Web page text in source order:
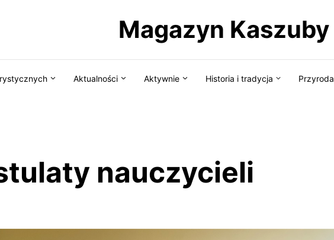
Magazyn Kaszuby
Aktualności Aktywnie Historia i tradycja Przyroda
nauczycieli